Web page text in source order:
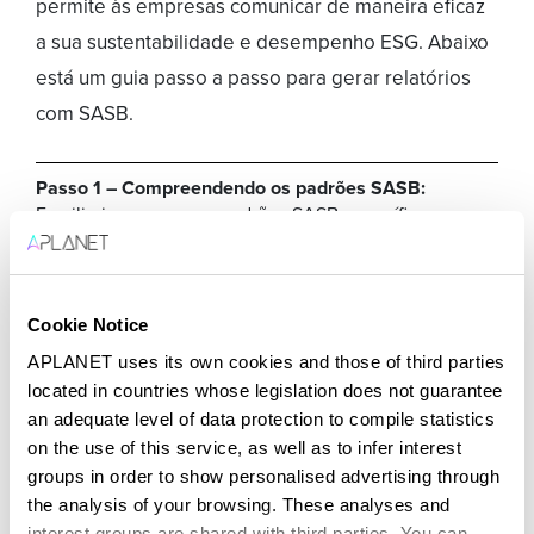
Cookie Notice
APLANET uses its own cookies and those of third parties
located in countries whose legislation does not guarantee
an adequate level of data protection to compile statistics
on the use of this service, as well as to infer interest
groups in order to show personalised advertising through
the analysis of your browsing. These analyses and
permite às empresas comunicar de maneira eficaz
a sua sustentabilidade e desempenho ESG. Abaixo
está um guia passo a passo para gerar relatórios
com SASB.
Passo 1 – Compreendendo os padrões SASB:
Familiarize-se com os padrões SASB específicos para o
seu setor.
questões de sustentabilidade e ESG mais relevantes
Passo 3 – Coleta de Dados:Coletar dados
quantitativos e qualitativos sobre os temas
identificados.
Passo 4 – Análise e Avaliação:Analise os dados
coletados e avalie seu impacto na empresa.